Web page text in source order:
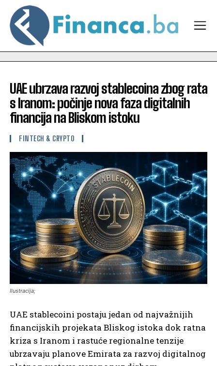
UAE ubrzava razvoj stablecoina zbog rata
s Iranom: počinje nova faza digitalnih
financija na Bliskom istoku
FINTECH & CRYPTO
Ilustracija;
UAE stablecoini postaju jedan od najvažnijih
financijskih projekata Bliskog istoka dok ratna
kriza s Iranom i rastuće regionalne tenzije
ubrzavaju planove Emirata za razvoj digitalnog